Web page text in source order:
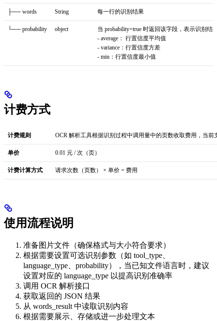
├── words String 每一行的识别结果
└── probability object
当 probability=true 时返回该字段，表示识别
- average： 行置信度平均值
- variance：行置信度方差
- min：行置信度最小值
计费方式
计费规则 OCR 解析工具根据识别过程中调用量中的页数收取费用，当前
单价 0.01 元 / 次（页）
计费计算方式 请求次数（页数） × 单价 = 费用
使用流程说明
准备图片文件（确保格式与大小符合要求）
根据需要设置可选识别参数（如 tool_type、
language_type、probability），当已知文件语言时，建议
设置对应的 language_type 以提高识别准确率
调用 OCR 解析接口
获取返回的 JSON 结果
从 words_result 中读取识别内容
根据需要展示、存储或进一步处理文本